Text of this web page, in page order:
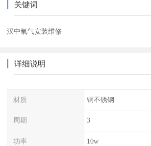
关键词
汉中氧气安装维修
详细说明
材质 铜不锈钢
周期 3
功率 10w